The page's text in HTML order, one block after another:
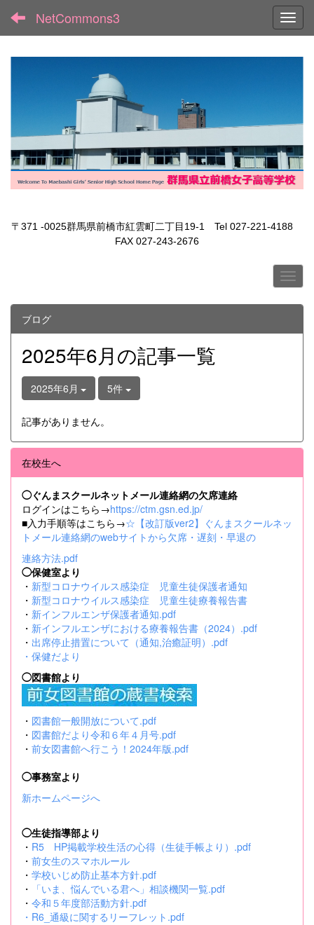
NetCommons3
〒371 -0025群馬県前橋市紅雲町二丁目19-1 Tel 027-221-4188
FAX 027-243-2676
ブログ
2025年6月の記事一覧
2025年6月 5件
記事がありません。
在校生へ
◯ぐんまスクールネットメール連絡網の欠席連絡
ログインはこちら→https://ctm.gsn.ed.jp/
■入力手順等はこちら→☆【改訂版ver2】ぐんまスクールネッ
トメール連絡網のwebサイトから欠席・遅刻・早退の
連絡方法.pdf
◯保健室より
・ 新型コロナウイルス感染症 児童生徒保護者通知
・ 新型コロナウイルス感染症 児童生徒療養報告書
・ 新インフルエンザ保護者通知.pdf
・ 新インフルエンザにおける療養報告書（2024）.pdf
・ 出席停止措置について（通知,治癒証明）.pdf
・ 保健だより
◯図書館より
・ 図書館一般開放について.pdf
・ 図書館だより令和６年４月号.pdf
・ 前女図書館へ行こう！2024年版.pdf
◯事務室より
新ホームページへ
◯生徒指導部より
・ R5 HP掲載学校生活の心得（生徒手帳より）.pdf
・ 前女生のスマホルール
・ 学校いじめ防止基本方針.pdf
・
「いま、悩んでいる君へ」相談機関一覧.pdf
・ 令和５年度部活動方針.pdf
・ R6_通級に関するリーフレット.pdf